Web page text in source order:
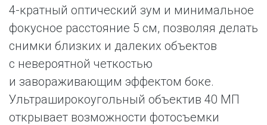
4-кратный оптический зум и минимальное
фокусное расстояние 5 см, позволяя делать
снимки близких и далеких объектов
с невероятной четкостью
и завораживающим эффектом боке.
Ультраширокоугольный объектив 40 МП
открывает возможности фотосъемки